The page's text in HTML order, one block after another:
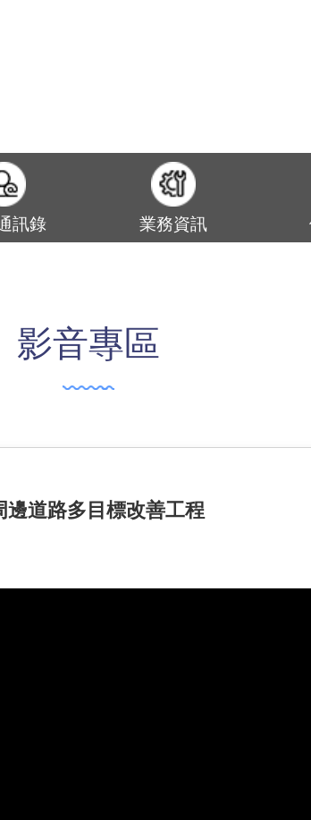
訊錄 業務資訊
影音專區
道路多目標改善工程